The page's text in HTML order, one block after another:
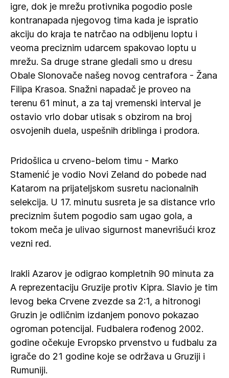
igre, dok je mrežu protivnika pogodio posle
kontranapada njegovog tima kada je ispratio
akciju do kraja te natrčao na odbijenu loptu i
veoma preciznim udarcem spakovao loptu u
mrežu. Sa druge strane gledali smo u dresu
Obale Slonovače našeg novog centrafora - Žana
Filipa Krasoa. Snažni napadač je proveo na
terenu 61 minut, a za taj vremenski interval je
ostavio vrlo dobar utisak s obzirom na broj
osvojenih duela, uspešnih driblinga i prodora.
Pridošlica u crveno-belom timu - Marko
Stamenić je vodio Novi Zeland do pobede nad
Katarom na prijateljskom susretu nacionalnih
selekcija. U 17. minutu susreta je sa distance vrlo
preciznim šutem pogodio sam ugao gola, a
tokom meča je ulivao sigurnost manevrišući kroz
vezni red.
Irakli Azarov je odigrao kompletnih 90 minuta za
A reprezentaciju Gruzije protiv Kipra. Slavio je tim
levog beka Crvene zvezde sa 2:1, a hitronogi
Gruzin je odličnim izdanjem ponovo pokazao
ogroman potencijal. Fudbalera rođenog 2002.
godine očekuje Evropsko prvenstvo u fudbalu za
igrače do 21 godine koje se održava u Gruziji i
Rumuniji.